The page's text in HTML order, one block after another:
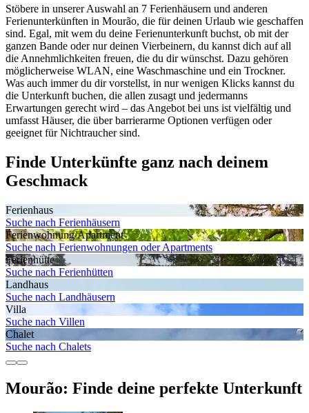
Stöbere in unserer Auswahl an 7 Ferienhäusern und anderen
Ferienunterkünften in Mourão, die für deinen Urlaub wie geschaffen
sind. Egal, mit wem du deine Ferienunterkunft buchst, ob mit der
ganzen Bande oder nur deinen Vierbeinern, du kannst dich auf all
die Annehmlichkeiten freuen, die du dir wünschst. Dazu gehören
möglicherweise WLAN, eine Waschmaschine und ein Trockner.
Was auch immer du dir vorstellst, in nur wenigen Klicks kannst du
die Unterkunft buchen, die allen zusagt und jedermanns
Erwartungen gerecht wird – das Angebot bei uns ist vielfältig und
umfasst Häuser, die über barrierarme Optionen verfügen oder
geeignet für Nichtraucher sind.
Finde Unterkünfte ganz nach deinem
Geschmack
Ferienhaus
Suche nach Ferienhäusern
Ferienwohnung/Apartment
Suche nach Ferienwohnungen oder Apartments
Ferienhütte
Suche nach Ferienhütten
Landhaus
Suche nach Landhäusern
Villa
Suche nach Villen
Chalet
Suche nach Chalets
Mourão: Finde deine perfekte Unterkunft